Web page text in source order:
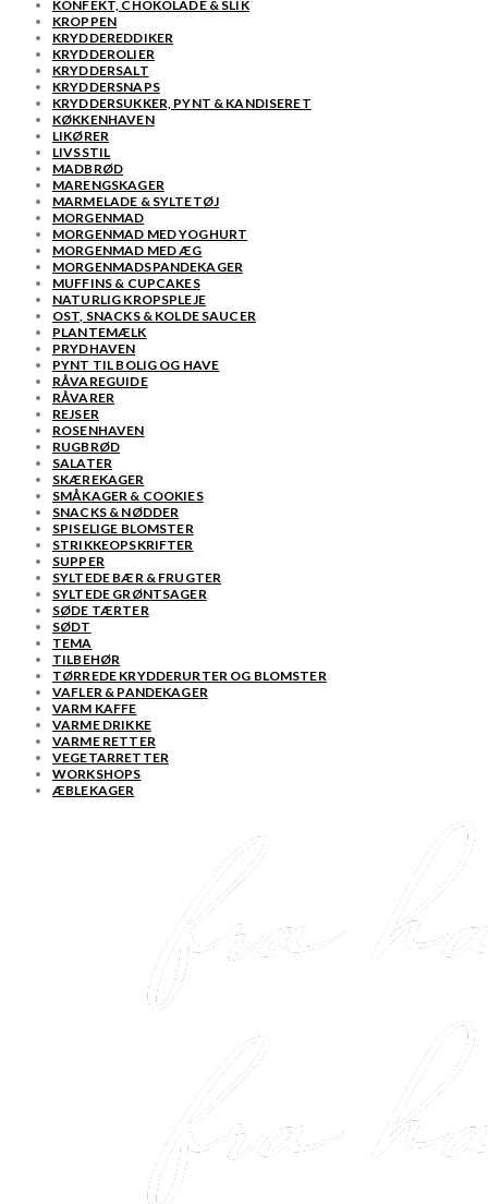
KONFEKT, CHOKOLADE & SLIK
KROPPEN
KRYDDEREDDIKER
KRYDDEROLIER
KRYDDERSALT
KRYDDERSNAPS
KRYDDERSUKKER, PYNT & KANDISERET
KØKKENHAVEN
LIKØRER
LIVSSTIL
MADBRØD
MARENGSKAGER
MARMELADE & SYLTETØJ
MORGENMAD
MORGENMAD MED YOGHURT
MORGENMAD MED ÆG
MORGENMADSPANDEKAGER
MUFFINS & CUPCAKES
NATURLIG KROPSPLEJE
OST, SNACKS & KOLDE SAUCER
PLANTEMÆLK
PRYDHAVEN
PYNT TIL BOLIG OG HAVE
RÅVAREGUIDE
RÅVARER
REJSER
ROSENHAVEN
RUGBRØD
SALATER
SKÆREKAGER
SMÅKAGER & COOKIES
SNACKS & NØDDER
SPISELIGE BLOMSTER
STRIKKEOPSKRIFTER
SUPPER
SYLTEDE BÆR & FRUGTER
SYLTEDE GRØNTSAGER
SØDE TÆRTER
SØDT
TEMA
TILBEHØR
TØRREDE KRYDDERURTER OG BLOMSTER
VAFLER & PANDEKAGER
VARM KAFFE
VARME DRIKKE
VARME RETTER
VEGETARRETTER
WORKSHOPS
ÆBLEKAGER